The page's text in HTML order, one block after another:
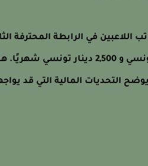
اللاعبين في الرابطة المحترفة
بين 500 دينار تونسي و 2,500
ويوضح التحديات المالية التي قد